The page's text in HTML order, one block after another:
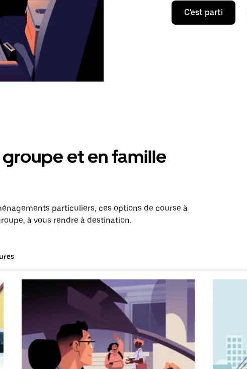
C'est parti
et en famille
particuliers, ces options de course à
à vous rendre à destination.